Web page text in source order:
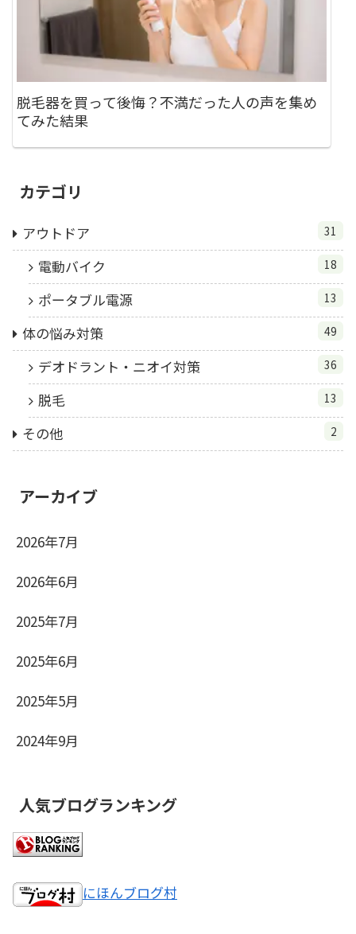
脱毛器を買って後悔？不満だった人の声を集め
てみた結果
カテゴリ
アウトドア 31
電動バイク 18
ポータブル電源 13
体の悩み対策 49
デオドラント・ニオイ対策 36
脱毛 13
その他 2
アーカイブ
2026年7月
2026年6月
2025年7月
2025年6月
2025年5月
2024年9月
人気ブログランキング
にほんブログ村